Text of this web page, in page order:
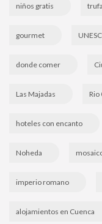
niños gratis trufa
gourmet
donde comer
Las Majadas Rio
hoteles con encanto
Noheda
imperio romano
alojamientos en Cuenca